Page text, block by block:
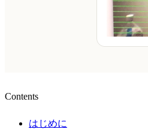
Contents
はじめに